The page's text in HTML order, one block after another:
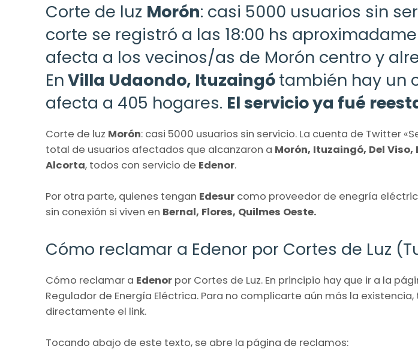
Corte de luz Morón: casi 5000 usuarios sin
corte se registró a las 18:00 hs
afecta a los vecinos/as de Morón centro y
EnVilla Udaondo, Ituzaingótambién hay un
afecta a 405 hogares. El servicio ya fué
Corte de luz Morón: casi 5000 usuarios sin servicio. La cuenta de Twitter
total de usuarios afectados que alcanzaron a Morón, Ituzaingó, Del Viso,
Alcorta, todos con servicio de Edenor.
Por otra parte, quienes tengan Edesur como proveedor de enegría
sin conexión si viven en Bernal, Flores, Quilmes Oeste.
Cómo reclamar a Edenor por Cortes de Luz
Cómo reclamar a Edenor por Cortes de Luz. En principio hay que ir a la
Regulador de Energía Eléctrica. Para no complicarte aún más la
directamente el link.
Tocando abajo de este texto, se abre la página de reclamos: